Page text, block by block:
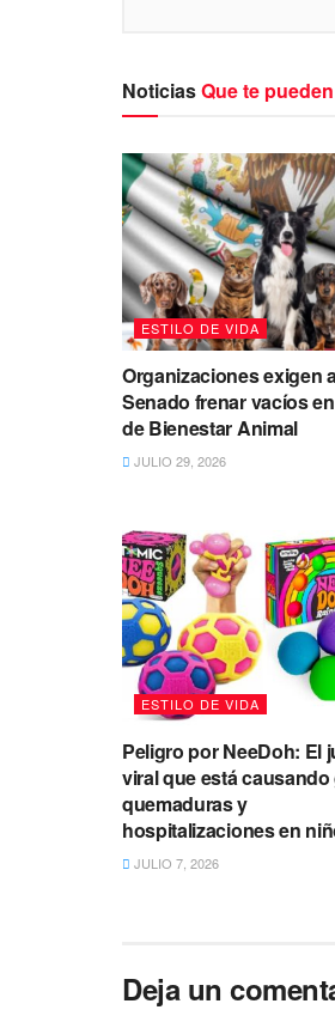
NoticiasQue te
ESTILO DE VIDA
Organizaciones exigen
Senado frenar vacíos
de Bienestar Animal
JULIO 29, 2026
ESTILO DE VIDA
Peligro por NeeDoh: El
viral que está
quemaduras y
hospitalizaciones en
JULIO 7, 2026
Deja un